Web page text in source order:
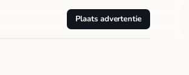
Plaats advertentie